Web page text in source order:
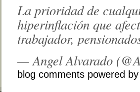
La prioridad de
hiperinflación que
trabajador,
— Angel Alvarado
blog comments powered by